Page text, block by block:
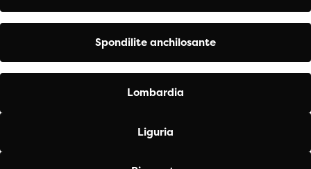
Spondilite anchilosante
Lombardia
Liguria